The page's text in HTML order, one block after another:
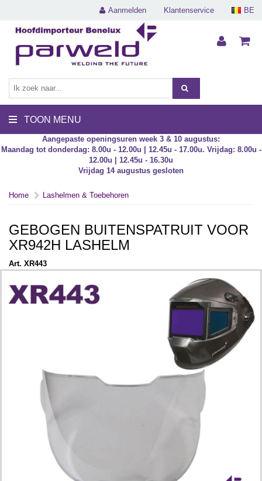
BE
Klantenservice
Aanmelden
TOON MENU
Aangepaste openingsuren week 3 & 10 augustus:
Maandag tot donderdag: 8.00u - 12.00u | 12.45u - 17.00u. Vrijdag: 8.00u -
12.00u | 12.45u - 16.30u
Vrijdag 14 augustus gesloten
Home Lashelmen & Toebehoren
GEBOGEN BUITENSPATRUIT VOOR
XR942H LASHELM
Art. XR443